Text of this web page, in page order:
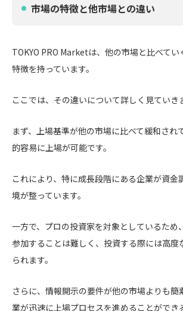
市場の特徴と他市場との違い
TOKYO PRO Marketは、他の市場と比べて
特徴を持っています。
ここでは、その違いについて詳しく見ていき
まず、上場基準が他の市場に比べて緩和され
的容易に上場が可能です。
これにより、特に成長段階にある企業が資金
境が整っています。
一方で、プロの投資家を対象としているため
参加することは難しく、投資する際には高度
られます。
さらに、情報開示の要件が他の市場よりも簡
業が迅速に上場プロセスを進めることができ